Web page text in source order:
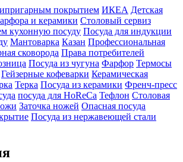
покрытием ИКЕА Детская
и керамики Столовый сервиз
кухонную посуду Посуда для индукции
Мантоварка Казан Профессиональная
сковорода Права потребителей
Посуда из чугуна Фарфор Термосы
Гейзерные кофеварки Керамическая
Терка Посуда из керамики Френч-пресс
посуда для HoReCa Тефлон Столовая
Заточка ножей Опасная посуда
Посуда из нержавеющей стали